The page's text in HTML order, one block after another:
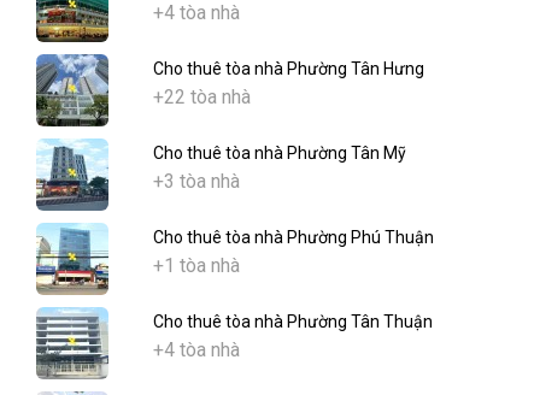
+4 tòa nhà
Cho thuê tòa nhà Phường Tân Hưng
+22 tòa nhà
Cho thuê tòa nhà Phường Tân Mỹ
+3 tòa nhà
Cho thuê tòa nhà Phường Phú Thuận
+1 tòa nhà
Cho thuê tòa nhà Phường Tân Thuận
+4 tòa nhà